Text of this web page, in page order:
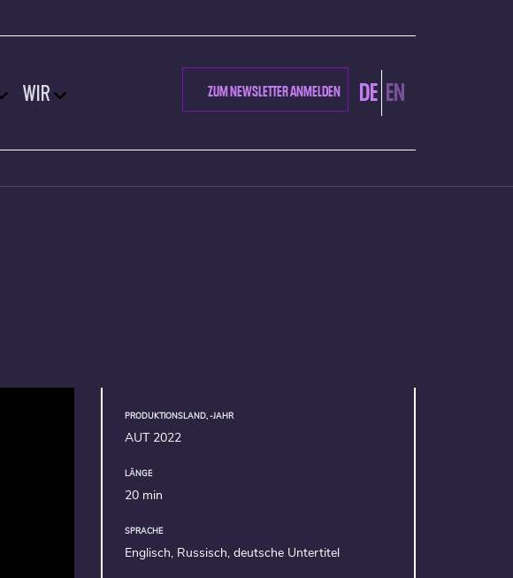
WIR ZUM NEWSLETTER ANMELDEN DE EN
PRODUKTIONSLAND, -JAHR
AUT 2022
LÄNGE
20 min
SPRACHE
Englisch, Russisch, deutsche Untertitel